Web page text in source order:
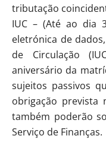
tributação
IUC – (Até ao dia
eletrónica de
de Circulação
aniversário da
sujeitos passivos
obrigação prevista
também poderão
Serviço de Finanças.